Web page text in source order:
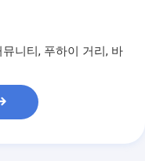
니티, 푸하이 거리, 바